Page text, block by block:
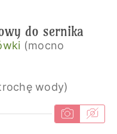
do sernika
(mocno
wody)